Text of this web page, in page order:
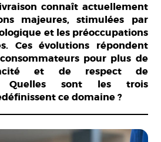
connaît actuellement
majeures, stimulées par
et les préoccupations
Ces évolutions répondent
pour plus de
et de respect de
Quelles sont les trois
ce domaine ?